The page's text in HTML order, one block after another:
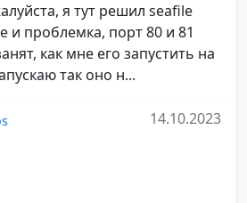
я тут решил seafile
и проблемка, порт 80 и 81
как мне его запустить на
так оно н...
14.10.2023